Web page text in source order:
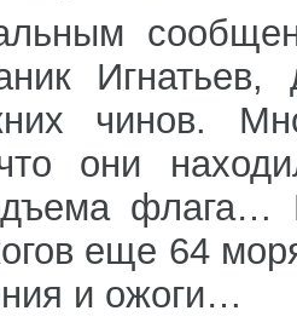
чинов.
они
флага…
еще 64
и ожоги…